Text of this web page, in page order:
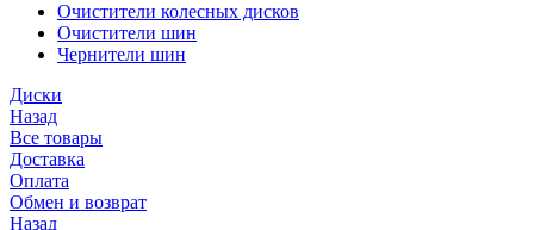
Очистители колесных дисков
Очистители шин
Чернители шин
Диски
Назад
Все товары
Доставка
Оплата
Обмен и возврат
Назад